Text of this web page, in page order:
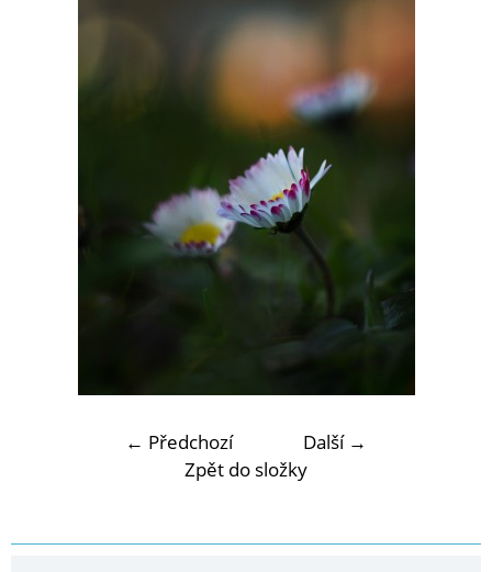
← Předchozí
Další →
Zpět do složky